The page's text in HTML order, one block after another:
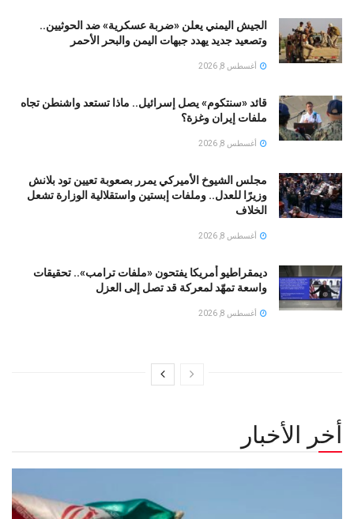
الجيش اليمني يعلن «ضربة عسكرية» ضد الحوثيين..
وتصعيد جديد يهدد جبهات اليمن والبحر الأحمر
أغسطس 8, 2026
قائد «سنتكوم» يصل إسرائيل.. ماذا تستعد واشنطن تجاه
ملفات إيران وغزة؟
أغسطس 8, 2026
مجلس الشيوخ الأميركي يمرر بصعوبة تعيين تود بلانش
وزيرًا للعدل.. وملفات إبستين واستقلالية الوزارة تشعل
الخلاف
أغسطس 8, 2026
ديمقراطيو أمريكا يفتحون «ملفات ترامب».. تحقيقات
واسعة تمهّد لمعركة قد تصل إلى العزل
أغسطس 8, 2026
أخر الأخبار